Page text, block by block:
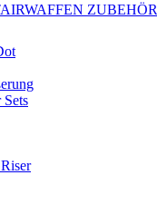
ZUBEHÖR